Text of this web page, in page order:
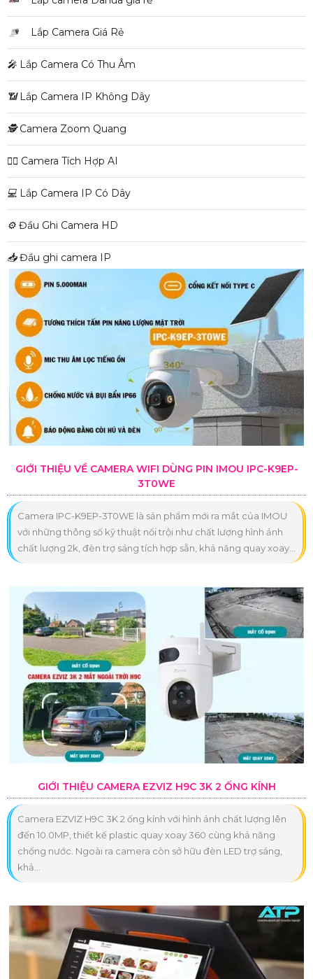
Lắp Camera Giá Rẻ
️🎤️ Lắp Camera Có Thu Âm
📶 Lắp Camera IP Không Dây
🕵️Camera Zoom Quang
🧛‍♀️ Camera Tích Hợp AI
💻 Lắp Camera IP Có Dây
⚙️ Đầu Ghi Camera HD
📥Đầu ghi camera IP
GIỚI THIỆU VỀ CAMERA WIFI DÙNG PIN IMOU IPC-K9EP-
3T0WE
Camera IPC-K9EP-3T0WE là sản phẩm mới ra mắt của IMOU
với những thông số kỹ thuật nổi trội như chất lượng hình ảnh
chất lượng 2k, đèn trợ sáng tích hợp sẵn, khả năng quay xoay...
GIỚI THIỆU CAMERA EZVIZ H9C 3K 2 ỐNG KÍNH
Camera EZVIZ H9C 3K 2 ống kính với hình ảnh chất lượng lên
đến 10.0MP, thiết kế plastic quay xoay 360 cùng khả năng
chống nước. Ngoài ra camera còn sở hữu đèn LED trợ sáng,
khả...